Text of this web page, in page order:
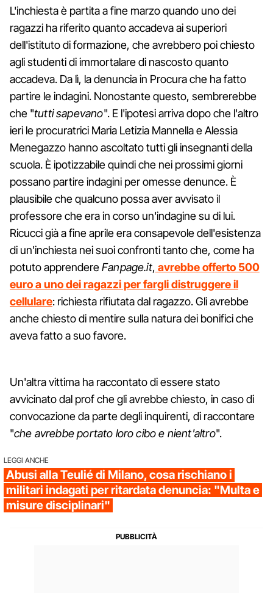
L'inchiesta è partita a fine marzo quando uno dei
ragazzi ha riferito quanto accadeva ai superiori
dell'istituto di formazione, che avrebbero poi chiesto
agli studenti di immortalare di nascosto quanto
accadeva. Da lì, la denuncia in Procura che ha fatto
partire le indagini. Nonostante questo, sembrerebbe
che "tutti sapevano". E l'ipotesi arriva dopo che l'altro
ieri le procuratrici Maria Letizia Mannella e Alessia
Menegazzo hanno ascoltato tutti gli insegnanti della
scuola. È ipotizzabile quindi che nei prossimi giorni
possano partire indagini per omesse denunce. È
plausibile che qualcuno possa aver avvisato il
professore che era in corso un'indagine su di lui.
Ricucci già a fine aprile era consapevole dell'esistenza
di un'inchiesta nei suoi confronti tanto che, come ha
potuto apprendereFanpage.it, avrebbe offerto 500
euro a uno dei ragazzi per fargli distruggere il
cellulare: richiesta rifiutata dal ragazzo. Gli avrebbe
anche chiesto di mentire sulla natura dei bonifici che
aveva fatto a suo favore.
Un'altra vittima ha raccontato di essere stato
avvicinato dal prof che gli avrebbe chiesto, in caso di
convocazione da parte degli inquirenti, di raccontare
"che avrebbe portato loro cibo e nient'altro".
LEGGI ANCHE
Abusi alla Teulié di Milano, cosa rischiano i
militari indagati per ritardata denuncia: "Multa e
misure disciplinari"